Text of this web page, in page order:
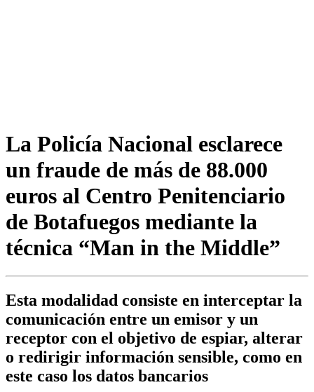
La Policía Nacional esclarece
un fraude de más de 88.000
euros al Centro Penitenciario
de Botafuegos mediante la
técnica “Man in the Middle”
Esta modalidad consiste en interceptar la
comunicación entre un emisor y un
receptor con el objetivo de espiar, alterar
o redirigir información sensible, como en
este caso los datos bancarios